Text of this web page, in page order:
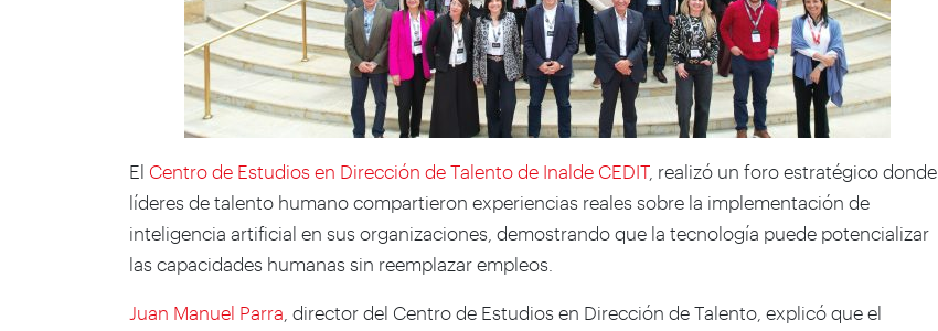
El Centro de Estudios en Dirección de Talento de Inalde CEDIT, realizó un foro estratégico donde
líderes de talento humano compartieron experiencias reales sobre la implementación de
inteligencia artificial en sus organizaciones, demostrando que la tecnología puede potencializar
las capacidades humanas sin reemplazar empleos.
Juan Manuel Parra , director del Centro de Estudios en Dirección de Talento, explicó que el